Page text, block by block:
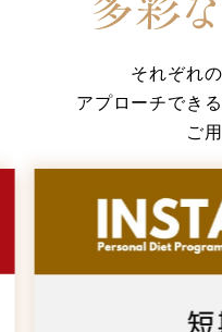
それぞれ
アプローチでき
ご